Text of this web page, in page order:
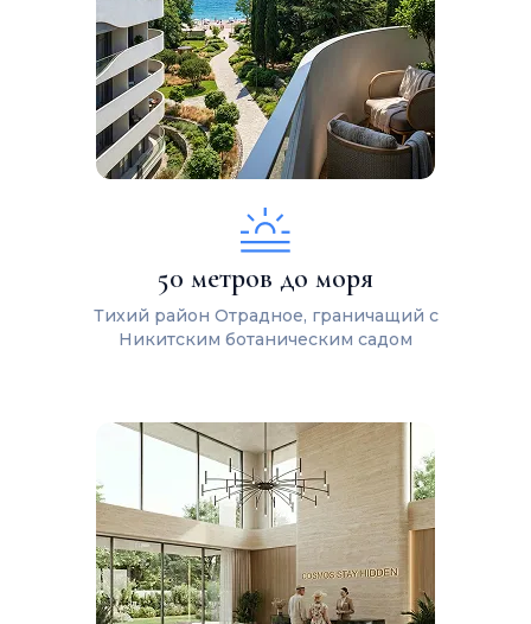
50 метров до моря
Тихий район Отрадное, граничащий с
Никитским ботаническим садом